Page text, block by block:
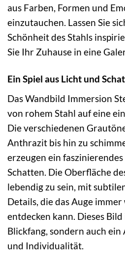
aus Farben, Formen und
einzutauchen. Lassen Sie
Schönheit des Stahls
Sie Ihr Zuhause in eine
Ein Spiel aus Licht und
Das Wandbild Immersion
von rohem Stahl auf eine
Die verschiedenen
Anthrazit bis hin zu
erzeugen ein
Schatten. Die Oberfläche
lebendig zu sein, mit
Details, die das Auge
entdecken kann. Dieses
Blickfang, sondern auch
und Individualität.